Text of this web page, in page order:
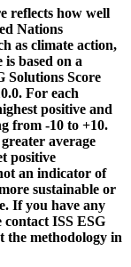
reflects how well
Nations
as climate action,
based on a
Solutions Score
For each
positive and
from -10 to +10.
average
positive
an indicator of
sustainable or
If you have any
contact ISS ESG
the methodology in